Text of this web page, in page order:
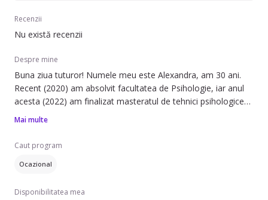
Recenzii
Nu există recenzii
Despre mine
Buna ziua tuturor! Numele meu este Alexandra, am 30 ani.
Recent (2020) am absolvit facultatea de Psihologie, iar anul
acesta (2022) am finalizat masteratul de tehnici psihologice
pentru controlul comportamentului si dezvoltarea
priveste copilasii a inceput inca din timpul liceului, de cand am
facut practica pedagogica cu micutii de la gradinita (toate
grupele) dar si cu elevii din clasele I-VIII. In timpul facultatii am
colaborat cu o casa de copii orfani, unde faceam saptamanal
Mai multe
Caut program
Ocazional
Disponibilitatea mea